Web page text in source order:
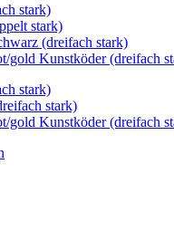
stark)
stark)
(dreifach stark)
gold Kunstköder (dreifach
stark)
stark)
gold Kunstköder (dreifach